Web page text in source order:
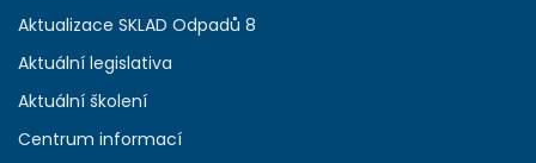
Aktualizace SKLAD Odpadů 8
Aktuální legislativa
Aktuální školení
Centrum informací